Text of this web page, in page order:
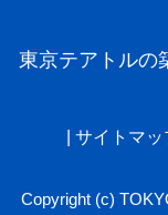
東京テアトルの
サイトマッ
Copyright (c)